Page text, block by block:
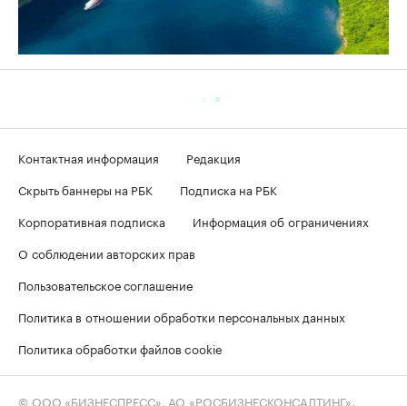
Контактная информация
Редакция
Скрыть баннеры на РБК
Подписка на РБК
Корпоративная подписка
Информация об ограничениях
О соблюдении авторских прав
Пользовательское соглашение
Политика в отношении обработки персональных данных
Политика обработки файлов cookie
© ООО «БИЗНЕСПРЕСС», АО «РОСБИЗНЕСКОНСАЛТИНГ»,